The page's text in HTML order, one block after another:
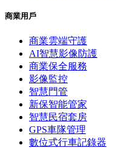
商業用戶
商業雲端守護
AI智慧影像防護
商業保全服務
影像監控
智慧門管
新保智能管家
智慧民宿套房
GPS車隊管理
數位式行車記錄器